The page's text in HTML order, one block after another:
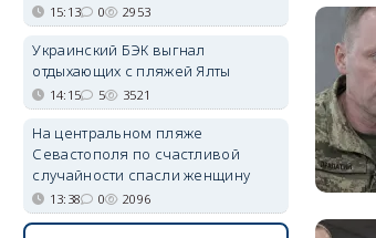
15:13 0 2953
Украинский БЭК выгнал
отдыхающих с пляжей Ялты
14:15 5 3521
На центральном пляже
Севастополя по счастливой
случайности спасли женщину
13:38 0 2096